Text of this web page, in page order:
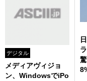
デジタル
メディアヴィジョ
ン、WindowsでiPo